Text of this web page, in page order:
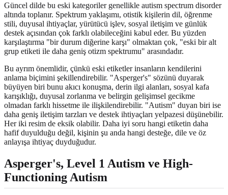
Güncel dilde bu eski kategoriler genellikle autism spectrum disorder
altında toplanır. Spektrum yaklaşımı, otistik kişilerin dil, öğrenme
stili, duyusal ihtiyaçlar, yürütücü işlev, sosyal iletişim ve günlük
destek açısından çok farklı olabileceğini kabul eder. Bu yüzden
karşılaştırma "bir durum diğerine karşı" olmaktan çok, "eski bir alt
grup etiketi ile daha geniş otizm spektrumu" arasındadır.
Bu ayrım önemlidir, çünkü eski etiketler insanların kendilerini
anlama biçimini şekillendirebilir. "Asperger's" sözünü duyarak
büyüyen biri bunu akıcı konuşma, derin ilgi alanları, sosyal kafa
karışıklığı, duyusal zorlanma ve belirgin gelişimsel gecikme
olmadan farklı hissetme ile ilişkilendirebilir. "Autism" duyan biri ise
daha geniş iletişim tarzları ve destek ihtiyaçları yelpazesi düşünebilir.
Her iki resim de eksik olabilir. Daha iyi soru hangi etiketin daha
hafif duyulduğu değil, kişinin şu anda hangi desteğe, dile ve öz
anlayışa ihtiyaç duyduğudur.
Asperger's, Level 1 Autism ve High-
Functioning Autism